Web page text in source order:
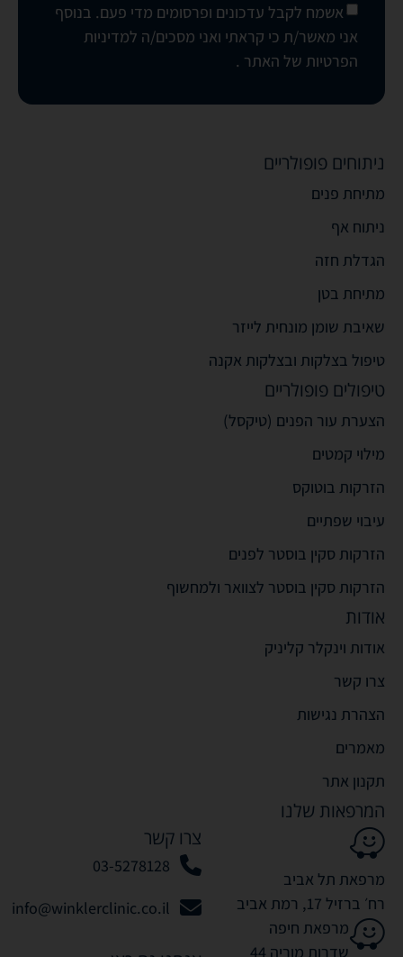
אשמח לקבל עדכונים ופרסומים מדי פעם. בנוסף
אני מאשר/ת כי קראתי ואני מסכים/ה למדיניות
הפרטיות של האתר .
ניתוחים פופולריים
מתיחת פנים
ניתוח אף
הגדלת חזה
מתיחת בטן
שאיבת שומן מונחית לייזר
טיפול בצלקות ובצלקות אקנה
טיפולים פופולריים
הצערת עור הפנים (טיקסל)
מילוי קמטים
הזרקות בוטוקס
עיבוי שפתיים
הזרקות סקין בוסטר לפנים
הזרקות סקין בוסטר לצוואר ולמחשוף
אודות
אודות וינקלר קליניק
צרו קשר
הצהרת נגישות
מאמרים
תקנון אתר
המרפאות שלנו
מרפאת תל אביב
רח׳ ברזיל 17, רמת אביב
מרפאת חיפה
שדרות מוריה 44
צרו קשר
03-5278128
info@winklerclinic.co.il